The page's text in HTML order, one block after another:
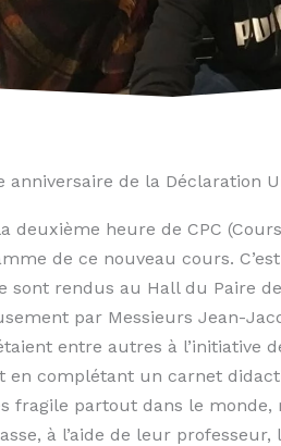
de la Déclaration
deuxième heure de CPC
de ce nouveau cours.
sont rendus au Hall du Paire
par Messieurs Jean-
entre autres à l’initiative
complétant un carnet
fragile partout dans le
à l’aide de leur